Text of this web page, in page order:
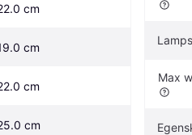
cm
cm
cm
cm
Max